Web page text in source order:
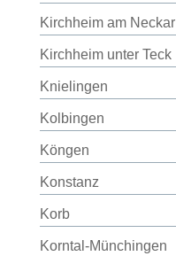
Kirchheim am Neckar
Kirchheim unter Teck
Knielingen
Kolbingen
Köngen
Konstanz
Korb
Korntal-Münchingen